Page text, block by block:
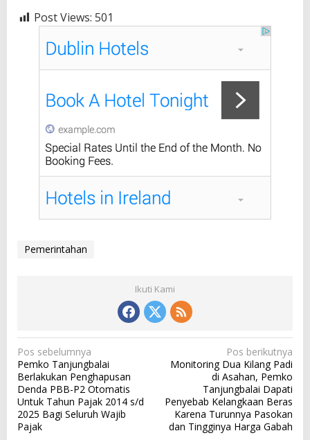
Post Views: 501
Pemerintahan
Ikuti Kami
N
a
v
i
g
Pos sebelumnya
Pemko Tanjungbalai
Berlakukan Penghapusan
Denda PBB-P2 Otomatis
Untuk Tahun Pajak 2014 s/d
2025 Bagi Seluruh Wajib
Pajak
Pos berikutnya
Monitoring Dua Kilang Padi
di Asahan, Pemko
Tanjungbalai Dapati
Penyebab Kelangkaan Beras
Karena Turunnya Pasokan
dan Tingginya Harga Gabah